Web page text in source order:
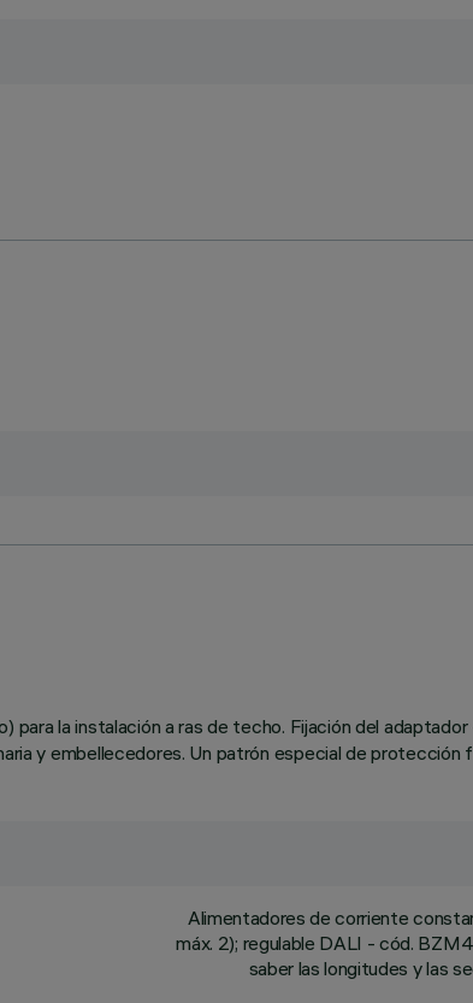
para la instalación a ras de techo. Fijación del
y embellecedores. Un patrón especial de protección
Alimentadores de corriente
máx. 2); regulable DALI - cód.
saber las longitudes y las